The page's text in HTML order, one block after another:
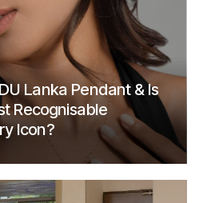
Lanka Pendant & Is
Recognisable
Icon?